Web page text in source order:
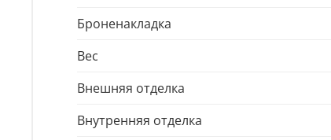
Броненакладка
Вес
Внешняя отделка
Внутренняя отделка